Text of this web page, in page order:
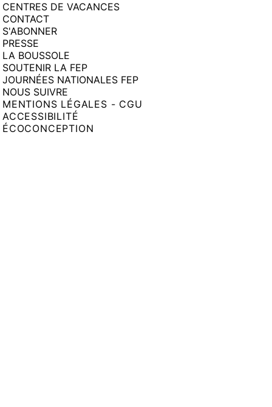
CENTRES DE VACANCES
CONTACT
S'ABONNER
PRESSE
LA BOUSSOLE
SOUTENIR LA FEP
JOURNÉES NATIONALES FEP
NOUS SUIVRE
MENTIONS LÉGALES - CGU
ACCESSIBILITÉ
ÉCOCONCEPTION